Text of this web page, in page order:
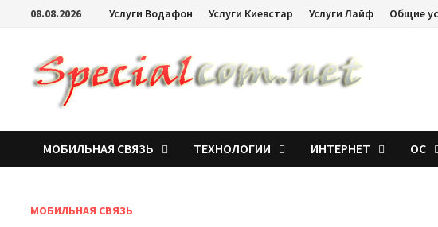
08.08.2026 Услуги Водафон Услуги Киевстар Услуги Лайф Общие
МОБИЛЬНАЯ СВЯЗЬ ТЕХНОЛОГИИ ИНТЕРНЕТ ОС
МОБИЛЬНАЯ СВЯЗЬ